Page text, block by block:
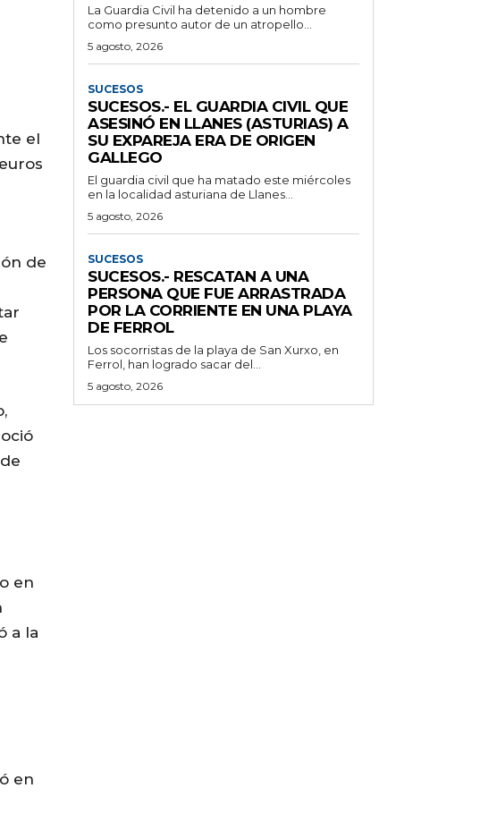
el
de
en
a la
en
La Guardia Civil ha detenido a un hombre
como presunto autor de un atropello...
5 agosto, 2026
SUCESOS
SUCESOS.- EL GUARDIA CIVIL QUE
ASESINÓ EN LLANES (ASTURIAS) A
SU EXPAREJA ERA DE ORIGEN
GALLEGO
El guardia civil que ha matado este miércoles
en la localidad asturiana de Llanes...
5 agosto, 2026
SUCESOS
SUCESOS.- RESCATAN A UNA
PERSONA QUE FUE ARRASTRADA
POR LA CORRIENTE EN UNA PLAYA
DE FERROL
Los socorristas de la playa de San Xurxo, en
Ferrol, han logrado sacar del...
5 agosto, 2026